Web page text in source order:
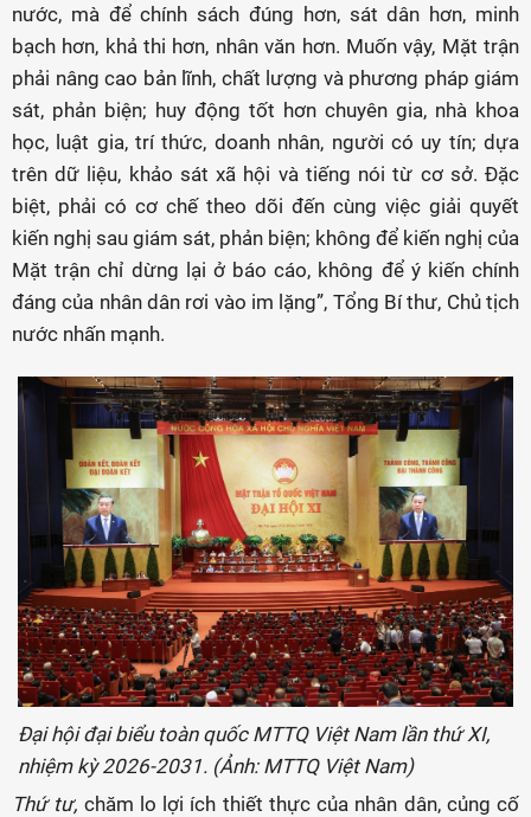
nước, mà để chính sách đúng hơn, sát dân hơn, minh
bạch hơn, khả thi hơn, nhân văn hơn. Muốn vậy, Mặt trận
phải nâng cao bản lĩnh, chất lượng và phương pháp giám
sát, phản biện; huy động tốt hơn chuyên gia, nhà khoa
học, luật gia, trí thức, doanh nhân, người có uy tín; dựa
trên dữ liệu, khảo sát xã hội và tiếng nói từ cơ sở. Đặc
biệt, phải có cơ chế theo dõi đến cùng việc giải quyết
kiến nghị sau giám sát, phản biện; không để kiến nghị của
Mặt trận chỉ dừng lại ở báo cáo, không để ý kiến chính
đáng của nhân dân rơi vào im lặng”, Tổng Bí thư, Chủ tịch
nước nhấn mạnh.
Đại hội đại biểu toàn quốc MTTQ Việt Nam lần thứ XI,
nhiệm kỳ 2026-2031. (Ảnh: MTTQ Việt Nam)
Thứ tư, chăm lo lợi ích thiết thực của nhân dân, củng cố